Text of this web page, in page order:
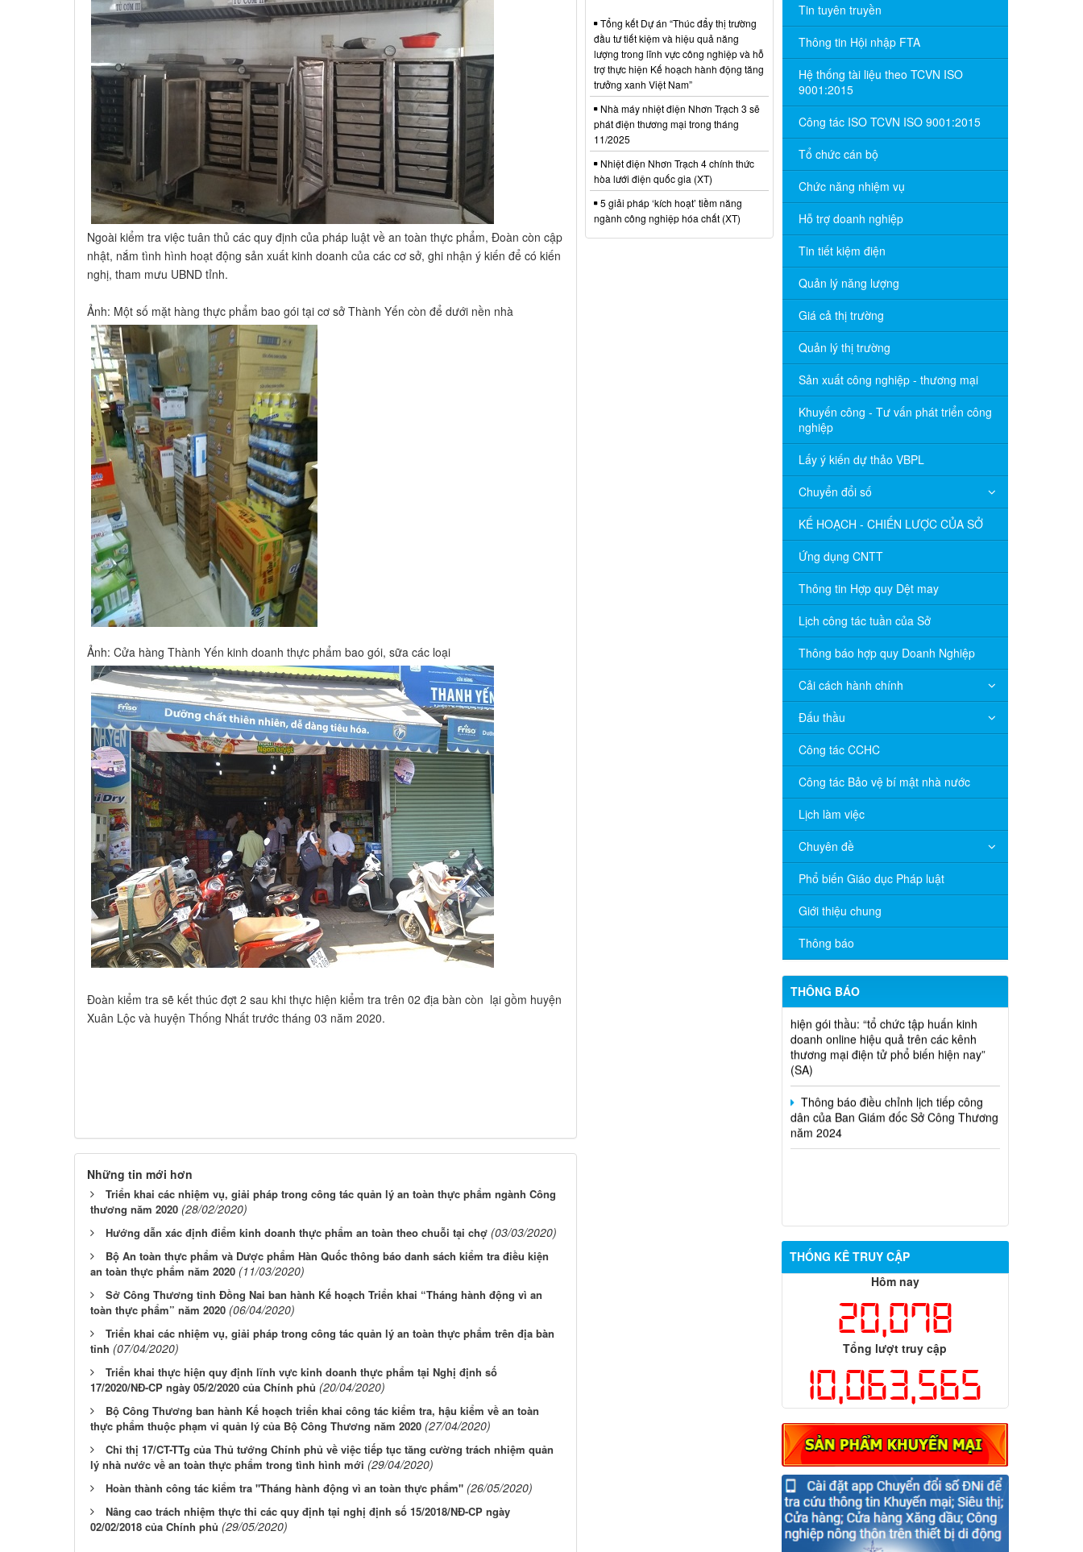
Ngoài kiểm tra việc tuân thủ các quy định của pháp luật về an toàn thực phẩm, Đoàn còn cập
nhật, nắm tình hình hoạt động sản xuất kinh doanh của các cơ sở, ghi nhận ý kiến để có kiến
nghị, tham mưu UBND tỉnh.
Ảnh: Một số mặt hàng thực phẩm bao gói tại cơ sở Thành Yến còn để dưới nền nhà
Ảnh: Cửa hàng Thành Yến kinh doanh thực phẩm bao gói, sữa các loại
Đoàn kiểm tra sẽ kết thúc đợt 2 sau khi thực hiện kiểm tra trên 02 địa bàn còn lại gồm huyện
Xuân Lộc và huyện Thống Nhất trước tháng 03 năm 2020.
Những tin mới hơn
Triển khai các nhiệm vụ, giải pháp trong công tác quản lý an toàn thực phẩm ngành Công
thương năm 2020 (28/02/2020)
Hướng dẫn xác định điểm kinh doanh thực phẩm an toàn theo chuỗi tại chợ (03/03/2020)
Bộ An toàn thực phẩm và Dược phẩm Hàn Quốc thông báo danh sách kiểm tra điều kiện
an toàn thực phẩm năm 2020 (11/03/2020)
Sở Công Thương tỉnh Đồng Nai ban hành Kế hoạch Triển khai “Tháng hành động vì an
toàn thực phẩm” năm 2020 (06/04/2020)
Triển khai các nhiệm vụ, giải pháp trong công tác quản lý an toàn thực phẩm trên địa bàn
tỉnh (07/04/2020)
Triển khai thực hiện quy định lĩnh vực kinh doanh thực phẩm tại Nghị định số
17/2020/NĐ-CP ngày 05/2/2020 của Chính phủ (20/04/2020)
Bộ Công Thương ban hành Kế hoạch triển khai công tác kiểm tra, hậu kiểm về an toàn
thực phẩm thuộc phạm vi quản lý của Bộ Công Thương năm 2020 (27/04/2020)
Chỉ thị 17/CT-TTg của Thủ tướng Chính phủ về việc tiếp tục tăng cường trách nhiệm quản
lý nhà nước về an toàn thực phẩm trong tình hình mới (29/04/2020)
Hoàn thành công tác kiểm tra "Tháng hành động vì an toàn thực phẩm" (26/05/2020)
Nâng cao trách nhiệm thực thi các quy định tại nghị định số 15/2018/NĐ-CP ngày
02/02/2018 của Chính phủ (29/05/2020)
Tin tuyên truyền
Thông tin Hội nhập FTA
Hệ thống tài liệu theo TCVN ISO
9001:2015
Công tác ISO TCVN ISO 9001:2015
Tổ chức cán bộ
Chức năng nhiệm vụ
Hỗ trợ doanh nghiệp
Tin tiết kiệm điện
Quản lý năng lượng
Giá cả thị trường
Quản lý thị trường
Sản xuất công nghiệp - thương mại
Khuyến công - Tư vấn phát triển công
nghiệp
Lấy ý kiến dự thảo VBPL
Chuyển đổi số
KẾ HOẠCH - CHIẾN LƯỢC CỦA SỞ
Ứng dụng CNTT
Thông tin Hợp quy Dệt may
Lịch công tác tuần của Sở
Thông báo hợp quy Doanh Nghiệp
Cải cách hành chính
Đấu thầu
Công tác CCHC
Công tác Bảo vệ bí mật nhà nước
Lịch làm việc
Chuyên đề
Phổ biến Giáo dục Pháp luật
Giới thiệu chung
Thông báo
THÔNG BÁO
V/v đề nghị báo cáo hệ thống phân
phối, nhãn hiệu hàng hóa và hoạt động
mua bán khí trên địa bàn tỉnh năm 2025
(nhắc lần 2).
Thông báo bán thanh lý tài sản công
theo hình thức chỉ định
Thông báo lựa chọn nhà thầu thực
hiện gói thầu: “tổ chức tập huấn kinh
doanh online hiệu quả trên các kênh
thương mại điện tử phổ biến hiện nay”
(SA)
Thông báo điều chỉnh lịch tiếp công
dân của Ban Giám đốc Sở Công Thương
năm 2024
THỐNG KÊ TRUY CẬP
Hôm nay
20,078
Tổng lượt truy cập
10,063,565
Tổng kết Dự án “Thúc đẩy thị trường
đầu tư tiết kiệm và hiệu quả năng
lượng trong lĩnh vực công nghiệp và hỗ
trợ thực hiện Kế hoạch hành động tăng
trưởng xanh Việt Nam”
Nhà máy nhiệt điện Nhơn Trạch 3 sẽ
phát điện thương mại trong tháng
11/2025
Nhiệt điện Nhơn Trạch 4 chính thức
hòa lưới điện quốc gia (XT)
5 giải pháp ‘kích hoạt’ tiềm năng
ngành công nghiệp hóa chất (XT)